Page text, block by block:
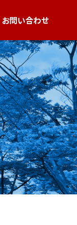
お問い合わせ